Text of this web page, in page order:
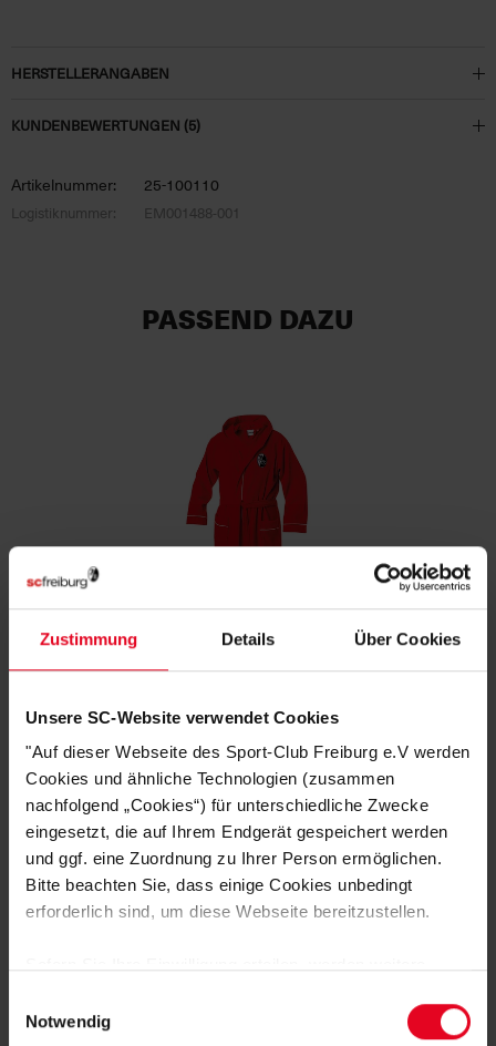
Zustimmung Details Über Cookies
Unsere SC-Website verwendet Cookies
"Auf dieser Webseite des Sport-Club Freiburg e.V werden
Cookies und ähnliche Technologien (zusammen
nachfolgend „Cookies“) für unterschiedliche Zwecke
eingesetzt, die auf Ihrem Endgerät gespeichert werden
und ggf. eine Zuordnung zu Ihrer Person ermöglichen.
Bitte beachten Sie, dass einige Cookies unbedingt
erforderlich sind, um diese Webseite bereitzustellen.
Daten von Ihnen (z.B. persönlichen Identifikatoren oder
Notwendig
HERSTELLERANGABEN
KUNDENBEWERTUNGEN (5)
Artikelnummer: 25-100110
Logistiknummer: EM001488-001
PASSEND DAZU
€ 59,95
DAS KÖNNTE DIR AUCH